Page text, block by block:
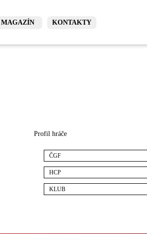
MAGAZÍN KONTAKTY
Profil hráče
ČGF
HCP
KLUB